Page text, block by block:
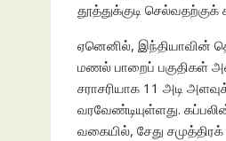
தூத்துக்குடி
ஏனெனில், இந்தியாவின்
மணல் பாறைப் பகுதிகள்
சராசரியாக 11 அடி
வரவேண்டியுள்ளது.
வகையில், சேது